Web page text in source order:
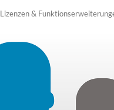
Lizenzen &